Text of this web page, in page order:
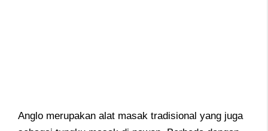
Anglo merupakan alat masak tradisional yang juga